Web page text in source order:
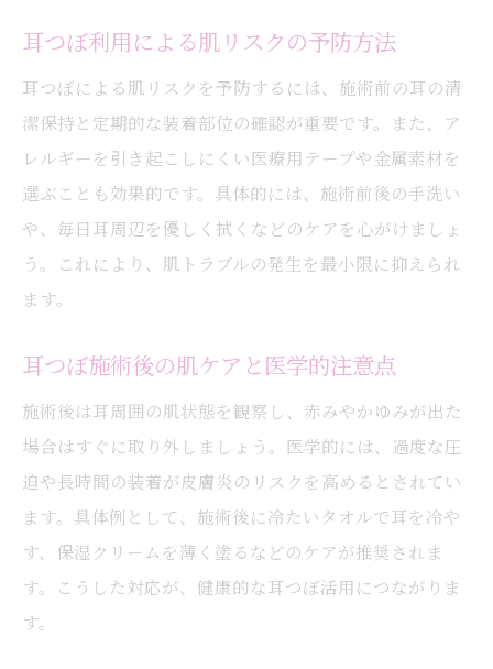
耳つぼ利用による肌リスクの予防方法
耳つぼによる肌リスクを予防するには、施術前の耳の清
潔保持と定期的な装着部位の確認が重要です。また、ア
レルギーを引き起こしにくい医療用テープや金属素材を
選ぶことも効果的です。具体的には、施術前後の手洗い
や、毎日耳周辺を優しく拭くなどのケアを心がけましょ
う。これにより、肌トラブルの発生を最小限に抑えられ
ます。
耳つぼ施術後の肌ケアと医学的注意点
施術後は耳周囲の肌状態を観察し、赤みやかゆみが出た
場合はすぐに取り外しましょう。医学的には、過度な圧
迫や長時間の装着が皮膚炎のリスクを高めるとされてい
ます。具体例として、施術後に冷たいタオルで耳を冷や
す、保湿クリームを薄く塗るなどのケアが推奨されま
す。こうした対応が、健康的な耳つぼ活用につながりま
す。